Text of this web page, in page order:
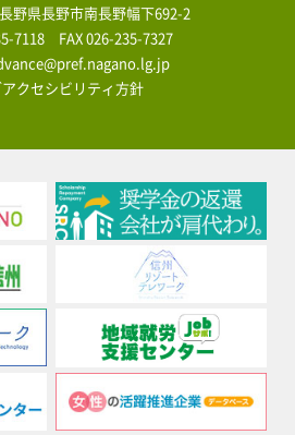
野県長野市南長野幅下692-2
7118 FAX 026-235-7327
クセシビリティ方針